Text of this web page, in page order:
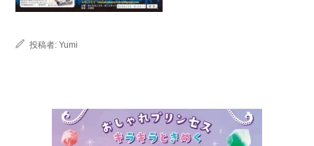
投稿者: Yumi